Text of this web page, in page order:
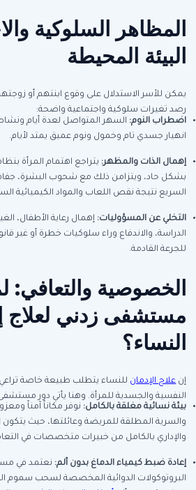
المظاهر السلوكية
البيئة المحيطة
يمكن للأسر الاستدلال على وقوع ابنتهم أو
رصد تغيرات سلوكية واجتماعية واضحة:
اضطراب النوم: السهر المتواصل لعدة أيام
انهيار جسدي تام وخمول ونوم عميق يمتد لأيام.
إهمال الذات والمظهر: يتراجع اهتمام المرأة
بشكل حاد، ويتزامن ذلك مع شحوب البشرة،
السريع نتيجة نقص اللعاب والمواد الكيميائية
التخلي عن المسؤوليات: إهمال رعاية الأطفال،
الدراسة، والاندفاع وراء سلوكيات خطرة أو غير
للجرعة القادمة.
الخصوصية والتعافي:
مستشفى زدني لعلاج
النساء؟
إن علاج الإدمان للنساء يتطلب طبيعة خاصة تراعي
النفسية والجسدية للمرأة. وهنا يأتي دور
بيئة نسائية مغلقة بالكامل: نوفر مكاناً آمناً
والسرية المطلقة للمريضة وعائلتها، حيث
والإداري بالكامل من خبيرات متخصصات في
إعادة ضبط كيمياء الدماغ بدون ألم: نعتمد في
البروتوكولات الدوائية المخصصة لسحب سموم